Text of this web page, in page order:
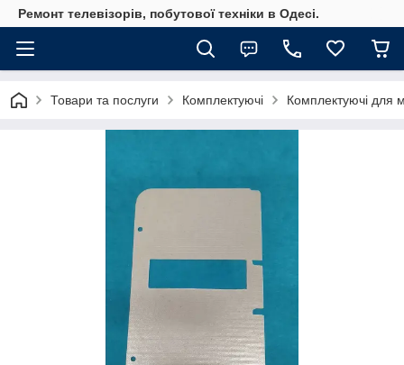
Ремонт телевізорів, побутової техніки в Одесі.
Товари та послуги Комплектуючі Комплектуючі для